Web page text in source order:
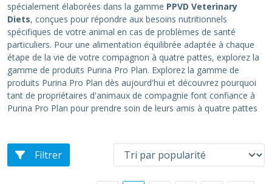
spécialement élaborées dans la gamme PPVD Veterinary
Diets, conçues pour répondre aux besoins nutritionnels
spécifiques de votre animal en cas de problèmes de santé
particuliers. Pour une alimentation équilibrée adaptée à chaque
étape de la vie de votre compagnon à quatre pattes, explorez la
gamme de produits Purina Pro Plan. Explorez la gamme de
produits Purina Pro Plan dès aujourd'hui et découvrez pourquoi
tant de propriétaires d'animaux de compagnie font confiance à
Purina Pro Plan pour prendre soin de leurs amis à quatre pattes
Filtrer